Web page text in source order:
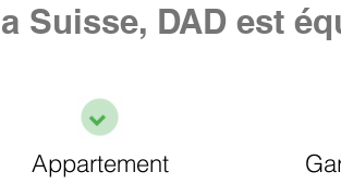
Suisse, DAD est
Appartement